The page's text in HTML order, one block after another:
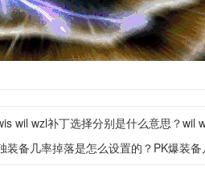
wil wzl补丁选择分别是什么意思？wil
装备几率掉落是怎么设置的？PK爆装